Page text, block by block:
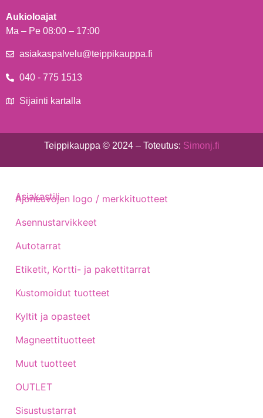
Aukioloajat
Ma – Pe 08:00 – 17:00
asiakaspalvelu@teippikauppa.fi
040 - 775 1513
Sijainti kartalla
Teippikauppa © 2024 – Toteutus: Simonj.fi
Ajoneuvojen logo / merkkituotteet
Asennustarvikkeet
Autotarrat
Etiketit, Kortti- ja pakettitarrat
Kustomoidut tuotteet
Kyltit ja opasteet
Magneettituotteet
Muut tuotteet
OUTLET
Sisustustarrat
Asiakastili